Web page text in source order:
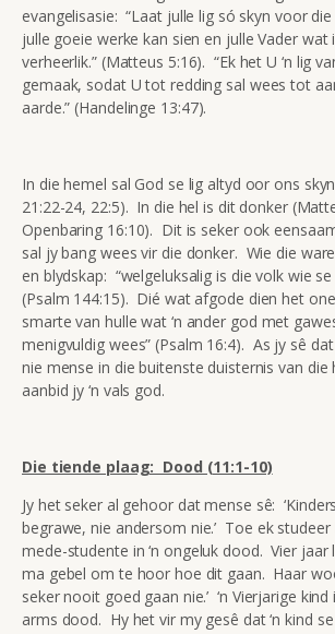
evangelisasie: “Laat julle lig só skyn voor
julle goeie werke kan sien en julle Vader wat
verheerlik.” (Matteus 5:16). “Ek het U ‘n lig
gemaak, sodat U tot redding sal wees tot
aarde.” (Handelinge 13:47).
In die hemel sal God se lig altyd oor ons
21:22-24, 22:5). In die hel is dit donker
Openbaring 16:10). Dit is seker ook
sal jy bang wees vir die donker. Wie die
en blydskap: “welgeluksalig is die volk wie se
(Psalm 144:15). Dié wat afgode dien het
smarte van hulle wat ‘n ander god met
menigvuldig wees” (Psalm 16:4). As jy sê dat
nie mense in die buitenste duisternis van die
aanbid jy ‘n vals god.
Die tiende plaag: Dood (11:1-10)
Jy het seker al gehoor dat mense sê:
begrawe, nie andersom nie.’ Toe ek
mede-studente in ‘n ongeluk dood. Vier jaar
ma gebel om te hoor hoe dit gaan. Haar
seker nooit goed gaan nie.’ ‘n Vierjarige
arms dood. Hy het vir my gesê dat ‘n kind